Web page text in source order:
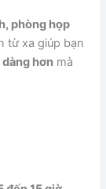
phòng họp
từ xa giúp bạn
hơn mà